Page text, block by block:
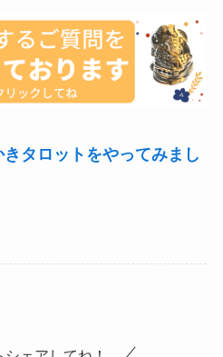
きタロットをやってみまし